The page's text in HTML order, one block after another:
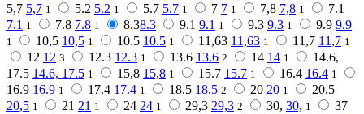
5,7 5,7 1 5.2 5.2 1 5.7 5.7 1 7 7 1 7,8 7,8 1
7.1
7.1 1 7.8 7.8 1 8.38.3 9.1 9.1 1 9.3 9.3 1 9.9 9.9
1 10,5 10,5 1 10.5 10.5 1 11,63 11,63 1 11,7 11,7 1
12 12 3 12.3 12.3 1 13.6 13.6 2 14 14 1
14.6,
17.5 14.6, 17.5 1 15,8 15,8 1 15.7 15.7 1 16.4 16.4 1
16.9 16.9 1 17.4 17.4 1 18.5 18.5 2 20 20 1
20,5
20,5 1 21 21 1 24 24 1 29,3 29,3 2 30, 30, 1
37